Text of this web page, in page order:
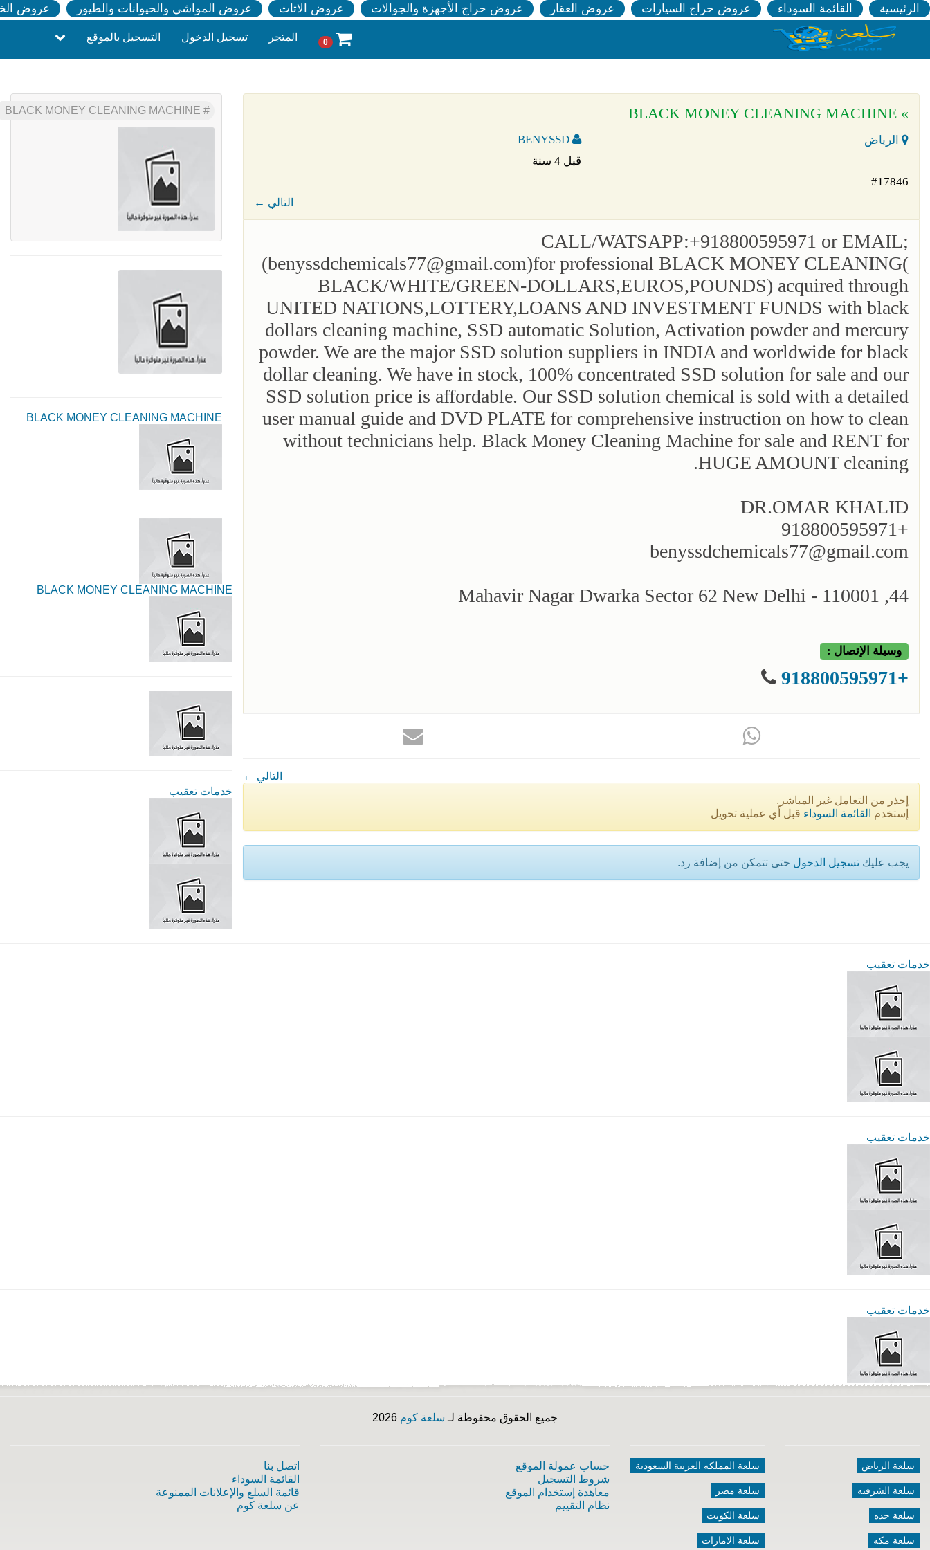
الرئيسية القائمة السوداء عروض حراج السيارات عروض العقار عروض حراج الأجهزة والجوالات عروض الاثاث عروض المواشي والحيوانات والطيور عروض
0 المتجر تسجيل الدخول التسجيل بالموقع
» BLACK MONEY CLEANING MACHINE
الرياض
قبل 4 سنة
#17846
← التالي
CALL/WATSAPP:+918800595971 or EMAIL;
(benyssdchemicals77@gmail.com)for professional BLACK MONEY CLEANING(
BLACK/WHITE/GREEN-DOLLARS,EUROS,POUNDS) acquired through
UNITED NATIONS,LOTTERY,LOANS AND INVESTMENT FUNDS with black
dollars cleaning machine, SSD automatic Solution, Activation powder and mercury
powder. We are the major SSD solution suppliers in INDIA and worldwide for black
dollar cleaning. We have in stock, 100% concentrated SSD solution for sale and our
SSD solution price is affordable. Our SSD solution chemical is sold with a detailed
user manual guide and DVD PLATE for comprehensive instruction on how to clean
without technicians help. Black Money Cleaning Machine for sale and RENT for
HUGE AMOUNT cleaning.
DR.OMAR KHALID
+918800595971
benyssdchemicals77@gmail.com
44, Mahavir Nagar Dwarka Sector 62 New Delhi - 110001
وسيلة الإتصال :
+918800595971
← التالي
إحذر من التعامل غير المباشر.
إستخدم القائمة السوداء قبل أي عملية تحويل
يجب عليك تسجيل الدخول حتى تتمكن من إضافة رد.
BLACK MONEY CLEANING MACHINE
BLACK MONEY CLEANING MACHINE
خدمات تعقيب
خدمات تعقيب
خدمات تعقيب
خدمات تعقيب
جميع الحقوق محفوظة لـ سلعة كوم
سلعة الرياض
سلعة الشرقيه
سلعة جده
سلعة مكه
سلعة المملكه العربية السعودية
سلعة مصر
سلعة الكويت
سلعة الامارات
حساب عمولة الموقع
شروط التسجيل
معاهدة إستخدام الموقع
نظام التقييم
اتصل بنا
القائمة السوداء
قائمة السلع والإعلانات الممنوعة
عن سلعة كوم